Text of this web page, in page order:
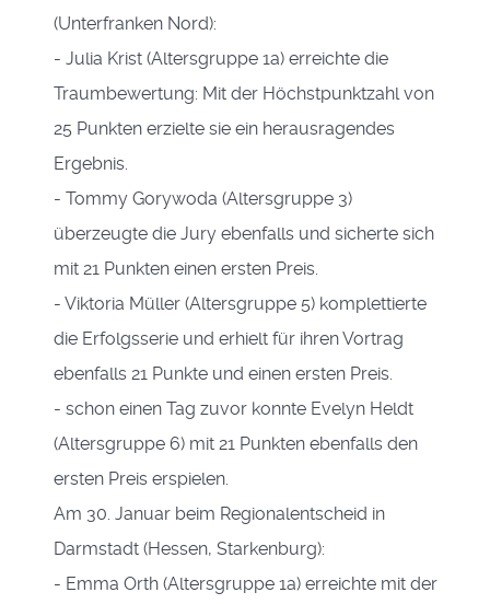
(Unterfranken Nord):
- Julia Krist (Altersgruppe 1a) erreichte die
Traumbewertung: Mit der Höchstpunktzahl von
25 Punkten erzielte sie ein herausragendes
Ergebnis.
- Tommy Gorywoda (Altersgruppe 3)
überzeugte die Jury ebenfalls und sicherte sich
mit 21 Punkten einen ersten Preis.
- Viktoria Müller (Altersgruppe 5) komplettierte
die Erfolgsserie und erhielt für ihren Vortrag
ebenfalls 21 Punkte und einen ersten Preis.
- schon einen Tag zuvor konnte Evelyn Heldt
(Altersgruppe 6) mit 21 Punkten ebenfalls den
ersten Preis erspielen.
Am 30. Januar beim Regionalentscheid in
Darmstadt (Hessen, Starkenburg):
- Emma Orth (Altersgruppe 1a) erreichte mit der